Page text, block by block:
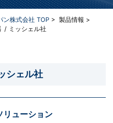
ン株式会社 TOP> 製品情報 >
ミッシェル社
シェル社
リューション